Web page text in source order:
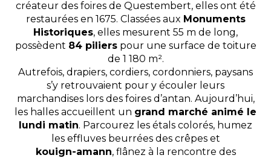
créateur des foires de Questembert, elles ont été
restaurées en 1675. Classées aux Monuments
Historiques, elles mesurent 55 m de long,
possèdent 84 pilierspour une surface de toiture
de 1 180 m².
Autrefois, drapiers, cordiers, cordonniers, paysans
s’y retrouvaient pour y écouler leurs
marchandises lors des foires d’antan. Aujourd’hui,
les halles accueillent un grand marché animé le
lundi matin. Parcourez les étals colorés, humez
les effluves beurrées des crêpes et
kouign-amann, flânez à la rencontre des